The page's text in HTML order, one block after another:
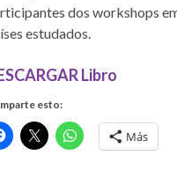
dos workshops
estudados.
Libro
esto:
Más